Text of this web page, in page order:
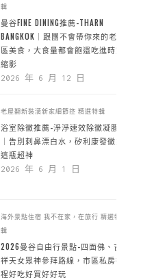
輯
曼谷FINE DINING推薦-THARN
BANGKOK｜跟團不會帶你來的老城
區美食，大食量都會飽還吃進時空
縮影
2026 年 6 月 12 日
老屋翻新裝潢新家細節控 精選特輯
浴室除黴推薦-淨淨速效除黴凝膠
｜告別刺鼻漂白水，矽利康發黴靠
這瓶超神
2026 年 6 月 1 日
海外景點住宿 我不在家，在旅行 精選特
輯
2026曼谷自由行景點-四面佛、吉
祥天女眾神參拜路線，市區私房行
程好吃好買好好玩